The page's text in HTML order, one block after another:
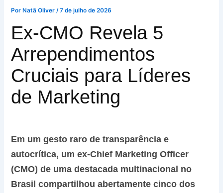
Por Natã Oliver/7 de julho de 2026
Ex-CMO Revela 5
Arrependimentos
Cruciais para Líderes
de Marketing
Em um gesto raro de transparência e
autocrítica, um ex-Chief Marketing Officer
(CMO) de uma destacada multinacional no
Brasil compartilhou abertamente cinco dos